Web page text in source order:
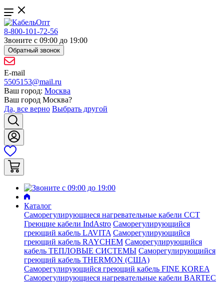
8-800-101-72-56
Звоните с 09:00 до 19:00
Обратный звонок
E-mail
5505153@mail.ru
Ваш город: Москва
Ваш город Москва?
Да, все верно Выбрать другой
Каталог
Саморегулирующиеся нагревательные кабели ССТ
Греющие кабели IndAstro Саморегулирующийся
греющий кабель LAVITA Саморегулирующийся
греющий кабель RAYCHEM Саморегулирующийся
кабель ТЕПЛОВЫЕ СИСТЕМЫ Саморегулирующийся
греющий кабель THERMON (США)
Саморегулирующийся греющий кабель FINE KOREA
Саморегулирующиеся нагревательные кабели BARTEC